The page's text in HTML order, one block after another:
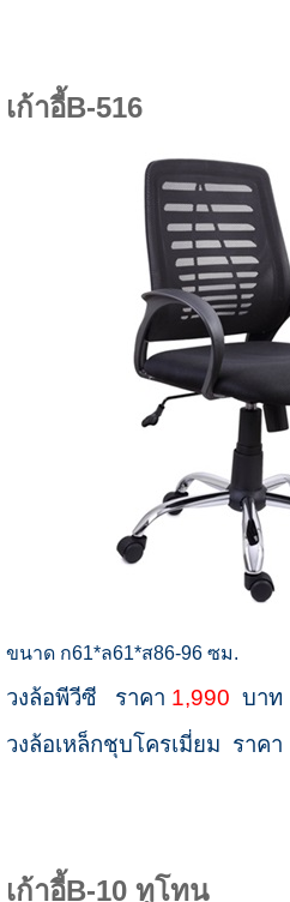
เก้าอี้B-516
ขนาด ก61*ล61*ส86-96 ซม.
วงล้อพีวีซี ราคา 1,990 บาท
วงล้อเหล็กชุบโครเมี่ยม ราคา
เก้าอี้B-10 ทูโทน